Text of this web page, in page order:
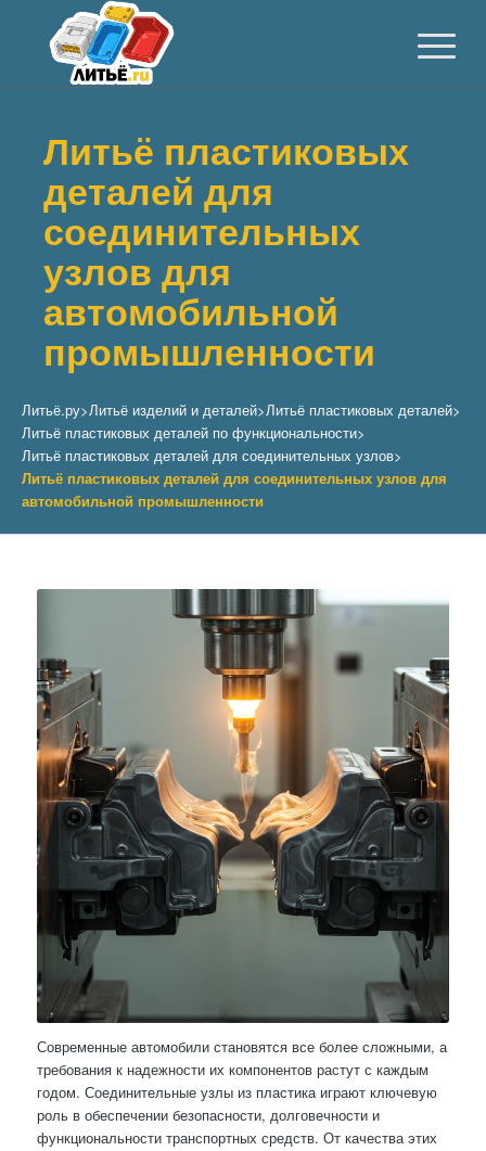
Литьё пластиковых
деталей для
соединительных
узлов для
автомобильной
промышленности
Литьё.ру>Литьё изделий и деталей>Литьё пластиковых деталей>
Литьё пластиковых деталей по функциональности>
Литьё пластиковых деталей для соединительных узлов>
Литьё пластиковых деталей для соединительных узлов для
автомобильной промышленности
Современные автомобили становятся все более сложными, а
требования к надежности их компонентов растут с каждым
годом. Соединительные узлы из пластика играют ключевую
роль в обеспечении безопасности, долговечности и
функциональности транспортных средств. От качества этих